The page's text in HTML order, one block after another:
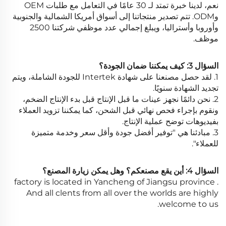
نعم، لدينا خبرة تمتد لـ 30 عامًا في التعامل مع طلبات OEM
وODM. تتم تصدير منتجاتنا إلى أسواق أمريكا الشمالية والجنوبية
وأوروبا وأستراليا، ويبلغ إجمالي عدد موظفي شركتنا 2500
موظف.
السؤال 3: كيف يمكننا ضمان الجودة؟
1. لقد حصل مصنعنا على شهادة Intertek للجودة الشاملة، ويتم
تجديد الشهادة سنويًا.
2. نحن دائمًا نجهز عينات ما قبل الإنتاج قبل بدء الإنتاج الضخم،
ونقوم بإجراء فحص نهائي قبل الشحن، كما يمكننا تزويد العملاء
بفيديوهات توضح عملية الإنتاج.
3. مبادئنا هي "توفير أفضل جودة وأقل سعر وخدمة متميزة
للعملاء".
السؤال 4: أين يقع مصنعكم؟ وهل يمكن زيارة المصنع؟
factory is located in Yancheng of Jiangsu province .
And all clents from all over the worlds are highly
welcome to us.